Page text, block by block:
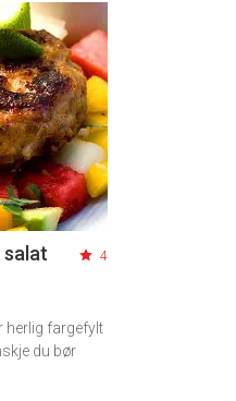
salat 4
herlig fargefylt
du bør